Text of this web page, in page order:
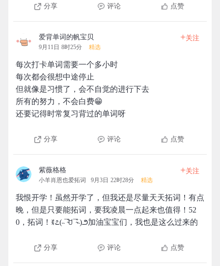
分享 评论 点赞
爱背单词的帆宝贝
9月11日 8时25分 精选
+关注
每次打卡单词需要一个多小时
每次都会很想中途停止
但就像是习惯了，会不自觉的进行下去
所有的努力，不会白费😁
还要记得时常复习背过的单词呀
分享 评论 点赞
紫薇格格
小羊肖恩也爱拓词 9月3日 22时28分 精选
+关注
我恨开学！虽然开学了，但我还是尽量天天拓词！有点
晚，但是只要能拓词，要我凌晨一点起来也值得！52
0，拓词！ꉂ೭(˵¯̴͒ꇴ¯̴͒˵)౨加油宝宝们，我也是这么过来的
分享 评论 点赞